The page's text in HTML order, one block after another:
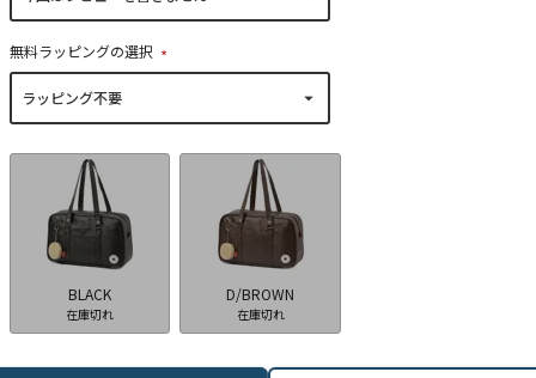
無料ラッピングの選択
(
BLACK
在庫切れ
D/BROWN
在庫切れ